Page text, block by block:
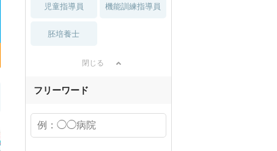
児童指導員 機能訓練指導員
胚培養士
閉じる
フリーワード